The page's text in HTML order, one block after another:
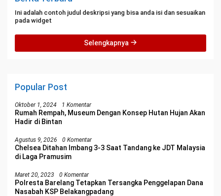
Ini adalah contoh judul deskripsi yang bisa anda isi dan sesuaikan
pada widget
Selengkapnya
Popular Post
Oktober 1, 2024 1 Komentar
Rumah Rempah, Museum Dengan Konsep Hutan Hujan Akan
Hadir di Bintan
Agustus 9, 2026 0 Komentar
Chelsea Ditahan Imbang 3-3 Saat Tandang ke JDT Malaysia
di Laga Pramusim
Maret 20, 2023 0 Komentar
Polresta Barelang Tetapkan Tersangka Penggelapan Dana
Nasabah KSP Belakangpadang